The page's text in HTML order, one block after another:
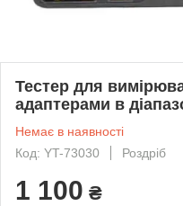
Тестер для
адаптерами в
Немає в наявності
Код: YT-73030
Роздріб
1 100 ₴